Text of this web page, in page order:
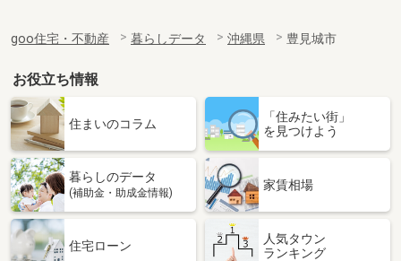
goo住宅・不動産 暮らしデータ 沖縄県 豊見城市
お役立ち情報
住まいのコラム
「住みたい街」
を見つけよう
暮らしのデータ
(補助金・助成金情報)
家賃相場
住宅ローン
人気タウン
ランキング